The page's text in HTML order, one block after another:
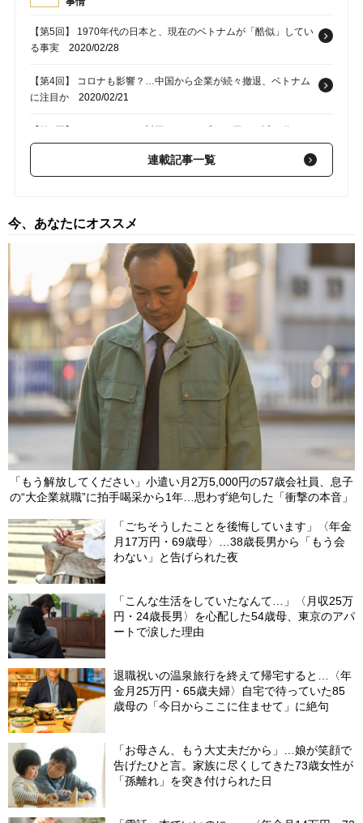
【第5回】 1970年代の日本と、現在のベトナムが「酷似」してい
る事実 2020/02/28
【第4回】 コロナも影響？…中国から企業が続々撤退、ベトナム
に注目か 2020/02/21
【第2回】 ベトナムドンの対円レートが「ドル円」に近い動きと
なるワケ2020/02/04
【第1回】 脅威の成長を遂げたベトナム…「解放された社会主義
連載記事一覧
今、あなたにオススメ
「もう解放してください」小遣い月2万5,000円の57歳会社員、息子
の“大企業就職”に拍手喝采から1年…思わず絶句した「衝撃の本音」
「ごちそうしたことを後悔しています」〈年金
月17万円・69歳母〉…38歳長男から「もう会
わない」と告げられた夜
「こんな生活をしていたなんて…」〈月収25万
円・24歳長男〉を心配した54歳母、東京のアパ
ートで涙した理由
退職祝いの温泉旅行を終えて帰宅すると…〈年
金月25万円・65歳夫婦〉自宅で待っていた85
歳母の「今日からここに住ませて」に絶句
「お母さん、もう大丈夫だから」…娘が笑顔で
告げたひと言。家族に尽くしてきた73歳女性が
「孫離れ」を突き付けられた日